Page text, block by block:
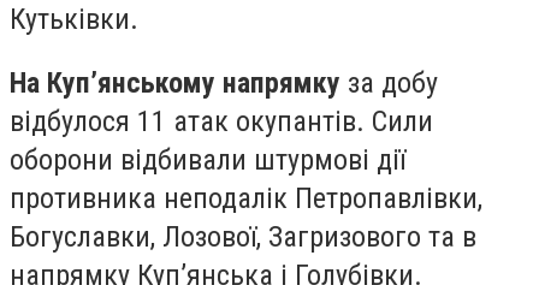
Кутьківки.
На Куп’янському напрямку за добу
відбулося 11 атак окупантів. Сили
оборони відбивали штурмові дії
противника неподалік Петропавлівки,
Богуславки, Лозової, Загризового та в
напрямку Куп’янська і Голубівки.